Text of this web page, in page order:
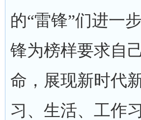
的“雷锋”们进一
锋为榜样要求自
命，展现新时代
习、生活、工作